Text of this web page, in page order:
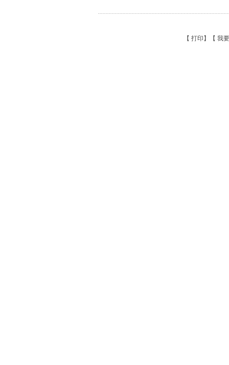
【 打印 】【 我